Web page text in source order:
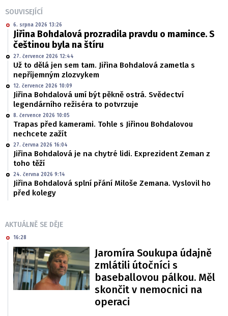
SOUVISEJÍCÍ
6. srpna 2026 13:26
Jiřina Bohdalová prozradila pravdu o mamince. S
češtinou byla na štíru
27. července 2026 12:44
Už to dělá jen sem tam. Jiřina Bohdalová zametla s
nepříjemným zlozvykem
12. července 2026 10:09
Jiřina Bohdalová umí být pěkně ostrá. Svědectví
legendárního režiséra to potvrzuje
8. července 2026 10:05
Trapas před kamerami. Tohle s Jiřinou Bohdalovou
nechcete zažít
27. června 2026 16:04
Jiřina Bohdalová je na chytré lidi. Exprezident Zeman z
toho těží
24. června 2026 9:14
Jiřina Bohdalová splní přání Miloše Zemana. Vyslovil ho
před kolegy
AKTUÁLNĚ SE DĚJE
16:28
Jaromíra Soukupa údajně
zmlátili útočníci s
baseballovou pálkou. Měl
skončit v nemocnici na
operaci